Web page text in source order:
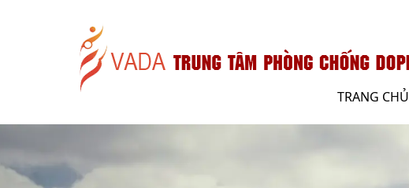
VADA
TRANG CHỦ